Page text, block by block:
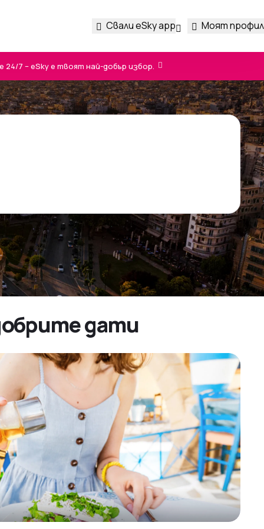
Свали eSky app Моят профил
7 – eSky е твоят най-добър избор.
дати